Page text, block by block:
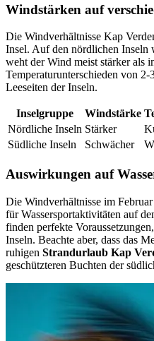
Windstärken auf
Die Windverhältnisse Kap
Insel. Auf den nördlichen Inseln
weht der Wind meist stärker als
Temperaturunterschieden von
Leeseiten der Inseln.
Inselgruppe Windstärke
Nördliche Inseln Stärker
Südliche Inseln
Schwächer
Auswirkungen auf
Die Windverhältnisse im
für Wassersportaktivitäten auf
finden perfekte
Inseln. Beachte aber, dass das
ruhigen Strandurlaub Kap
geschützteren Buchten der